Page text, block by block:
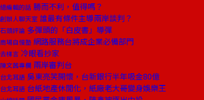
總編輯的話 勝而不利，值得嗎？
創辦人聊天室 誰最有條件主導兩岸談判？
石頭評論 多彈頭的「白皮書」導彈
商場自慢塾 網路服務台將成企業必備部門
去梯言 冷眼看抄家
陳文茜專欄 兩岸審判台
台北耳語 吳東亮笑開懷，台新銀行半年吸金80億
台北耳語 台紙地產休閒化，紙廠老大哥變身娛樂王